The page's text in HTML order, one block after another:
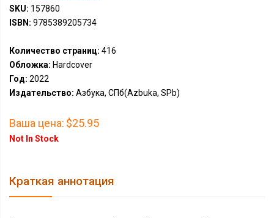
SKU: 157860
ISBN: 9785389205734
Количество страниц: 416
Обложка: Hardcover
Год: 2022
Издательство: Азбука, СПб(Azbuka, SPb)
Ваша цена: $25.95
Not In Stock
Краткая аннотация